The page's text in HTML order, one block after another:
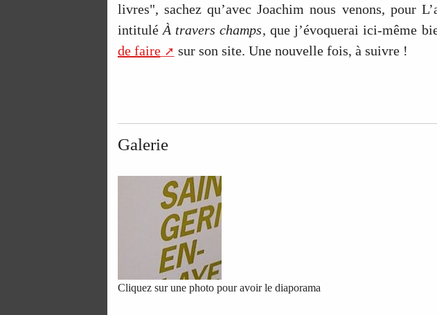
livres", sachez qu’avec Joachim nous venons, pour
intitulé À travers champs, que j’évoquerai ici-même
de faire
sur son site. Une nouvelle fois, à suivre !
Galerie
Cliquez sur une photo pour avoir le diaporama